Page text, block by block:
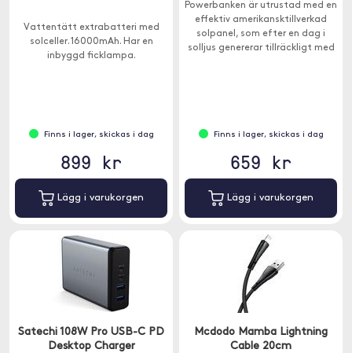
Vattentätt extrabatteri med
solceller. 16000mAh. Har en
inbyggd ficklampa.
Finns i lager, skickas i dag
899 kr
Lägg i varukorgen
Powerbanken är utrustad med en
effektiv amerikansktillverkad
solpanel, som efter en dag i
solljus genererar tillräckligt med
Finns i lager, skickas i dag
659 kr
Lägg i varukorgen
Satechi 108W Pro USB-C PD
Desktop Charger
Mcdodo Mamba Lightning
Cable 20cm